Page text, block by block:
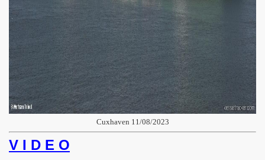
Cuxhaven 11/08/2023
V I D E O